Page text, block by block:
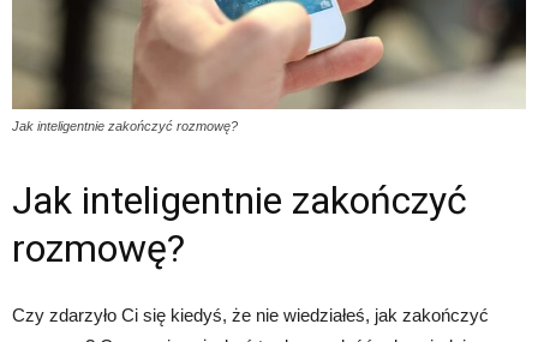
Jak inteligentnie zakończyć rozmowę?
Jak inteligentnie zakończyć
rozmowę?
Czy zdarzyło Ci się kiedyś, że nie wiedziałeś, jak zakończyć